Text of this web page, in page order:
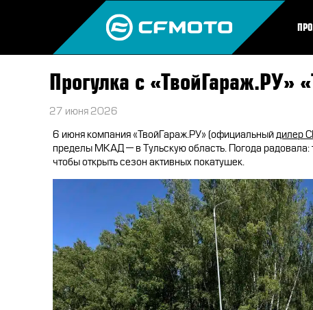
Прогулка с «ТвойГараж.РУ»
27 июня 2026
6 июня компания «ТвойГараж.РУ» (официальныйдилер
пределы МКАД — в Тульскую область. Погода радовала:
чтобы открыть сезон активных покатушек.